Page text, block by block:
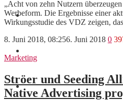
Finanzen
Interviews
„Acht von zehn Nutzern
Werbeform. Die Ergebnisse einer
Wirkungsstudie des VDZ zeigen,
8. Juni 2018, 08:256. Juni 2018 0
Marketing
Ströer und Seeding
Native Advertising